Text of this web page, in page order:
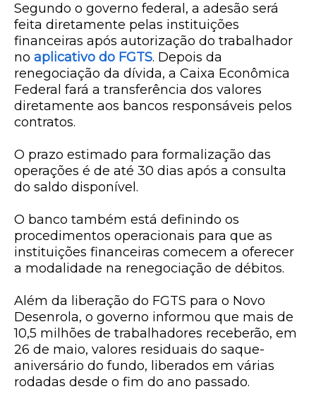
Segundo o governo federal, a adesão será
feita diretamente pelas instituições
financeiras após autorização do trabalhador
no aplicativo do FGTS. Depois da
renegociação da dívida, a Caixa Econômica
Federal fará a transferência dos valores
diretamente aos bancos responsáveis pelos
contratos.
O prazo estimado para formalização das
operações é de até 30 dias após a consulta
do saldo disponível.
O banco também está definindo os
procedimentos operacionais para que as
instituições financeiras comecem a oferecer
a modalidade na renegociação de débitos.
Além da liberação do FGTS para o Novo
Desenrola, o governo informou que mais de
10,5 milhões de trabalhadores receberão, em
26 de maio, valores residuais do saque-
aniversário do fundo, liberados em várias
rodadas desde o fim do ano passado.